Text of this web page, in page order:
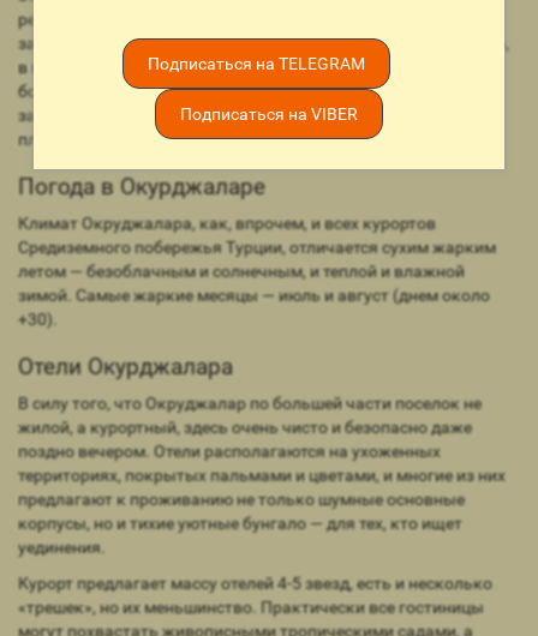
Подписаться на TELEGRAM
Подписаться на VIBER
резвиться на водных горках в отелях, родители смогут
заглянуть в турецкую баню, сауну или на массаж. Кроме того,
в поселке есть отель Water Planet Resort & Aquapark 5* с
большим аквапарком и пенной дискотекой, куда могут
заглядывать и постояльцы других гостиниц за отдельную
плату.
Погода в Окурджаларе
Климат Окруджалара, как, впрочем, и всех курортов
Средиземного побережья Турции, отличается сухим жарким
летом — безоблачным и солнечным, и теплой и влажной
зимой. Самые жаркие месяцы — июль и август (днем около
+30).
Отели Окурджалара
В силу того, что Окруджалар по большей части поселок не
жилой, а курортный, здесь очень чисто и безопасно даже
поздно вечером. Отели располагаются на ухоженных
территориях, покрытых пальмами и цветами, и многие из них
предлагают к проживанию не только шумные основные
корпусы, но и тихие уютные бунгало — для тех, кто ищет
уединения.
Курорт предлагает массу отелей 4-5 звезд, есть и несколько
«трешек», но их меньшинство. Практически все гостиницы
могут похвастать живописными тропическими садами, а